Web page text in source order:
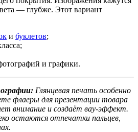
— глубже. Этот вариант
и буклетов;
и графики.
Глянцевая печать особенно
флаеры для презентации товара
внимание и создаёт вау-эффект.
остаются отпечатки пальцев,